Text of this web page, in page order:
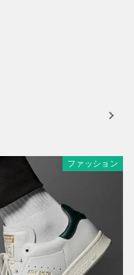
ファッション